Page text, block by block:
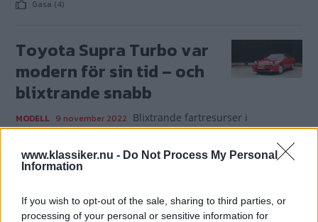
www.klassiker.nu - Do Not Process My Personal
Information
If you wish to opt-out of the sale, sharing to third parties, or
processing of your personal or sensitive information for
Gasa (4)
Toyota Supra Turbo var
modern för sin tid – och
blixtrande snabb
MODELL 9 november 2022 Blixtrande fartresurser i
kombination med en känsla av oförstörbarhet – här
kombineras klassiska sportvagnsideal med förfinad teknik
och en slösande standardutrustning. Alf och Inger Strid har
Gasa (5)